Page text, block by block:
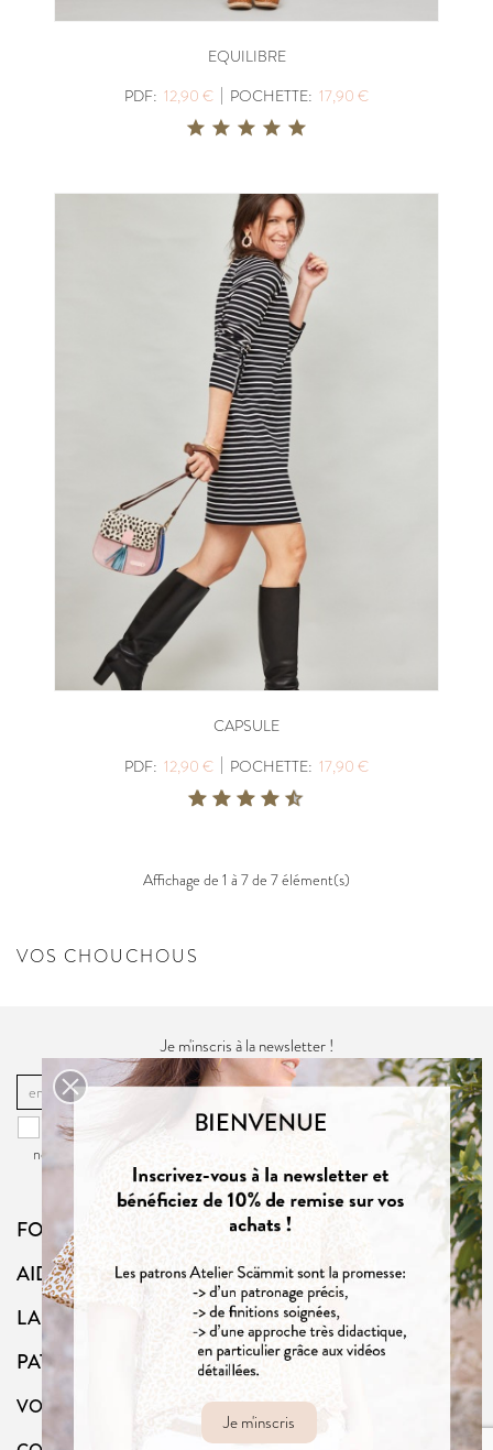
EQUILIBRE
PDF: 12,90 € | POCHETTE: 17,90 €
CAPSULE
PDF: 12,90 € | POCHETTE: 17,90 €
Affichage de 1 à 7 de 7 élément(s)
VOS CHOUCHOUS
Je m'inscris à la newsletter !
OK
Vous pouvez vous désinscrire à tout moment. Vous trouverez pour cela
nos informations de contact dans la
du site.
FOLLOW US
AIDE
LA BOUTIQUE
PATRONS
VOTRE COMPTE
Je m'inscris